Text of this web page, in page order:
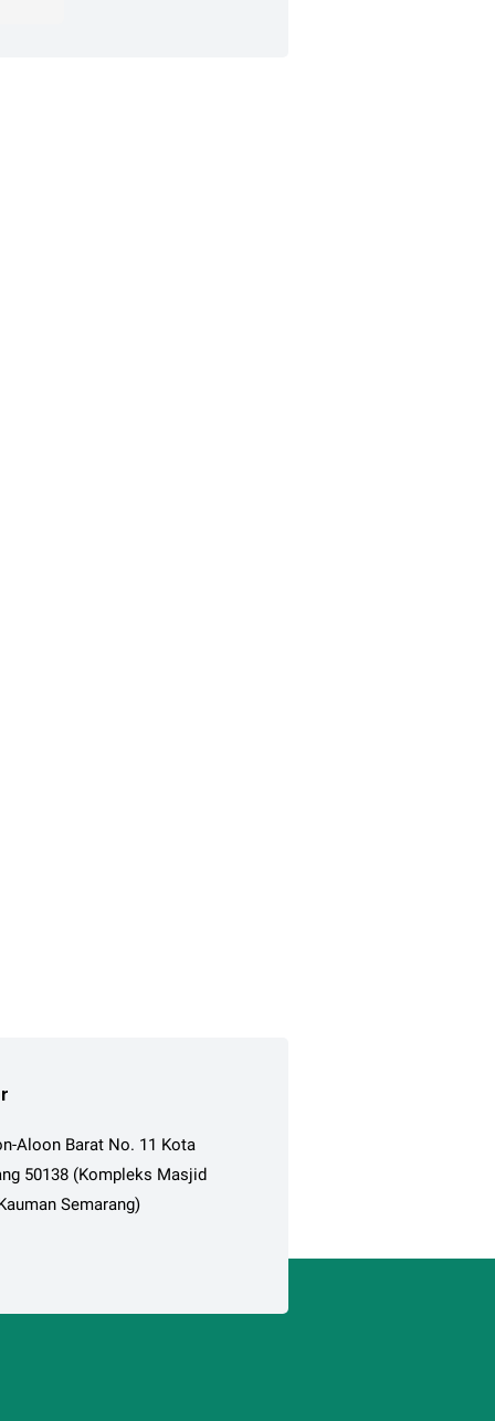
Aloon Barat No. 11 Kota
50138 (Kompleks Masjid
Semarang)